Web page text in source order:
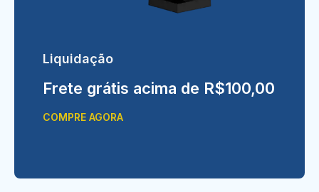
Liquidação
Frete grátis acima de R$100,00
COMPRE AGORA